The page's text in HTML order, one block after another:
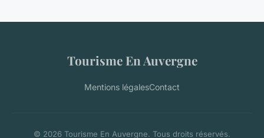
Tourisme En Auvergne
Mentions légalesContact
© 2026 Tourisme En Auvergne. Tous droits réservés.